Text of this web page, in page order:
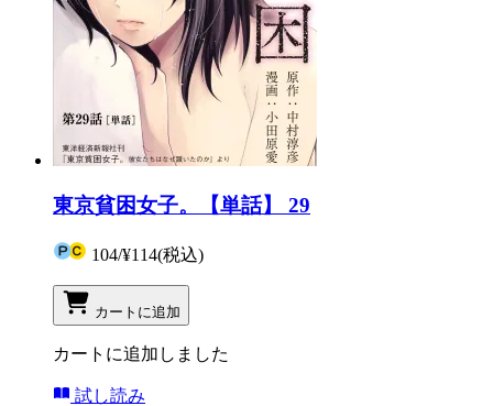
東京貧困女子。【単話】 29
104/¥114(税込)
カートに追加
カートに追加しました
試し読み